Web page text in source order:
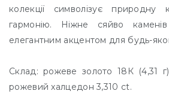
колекції символізує природну
гармонію. Ніжне сяйво
елегантним акцентом для будь-
Склад: рожеве золото 18К (4,31
рожевий халцедон 3,310 ct.